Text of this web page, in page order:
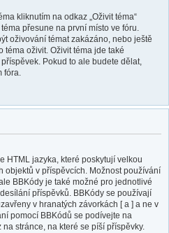
kliknutím na odkaz „Oživit téma“
přesune na první místo ve fóru.
oživování témat zakázáno, nebo ještě
oživit. Oživit téma jde také
Pokud to ale budete dělat,
fóra.
HTML jazyka, které poskytují velkou
objektů v příspěvcích. Možnost používání
BBKódy je také možné pro jednotlivé
příspěvků. BBKódy se používají
v hranatých závorkách [ a ] a ne v
pomocí BBKódů se podívejte na
stránce, na které se píší příspěvky.